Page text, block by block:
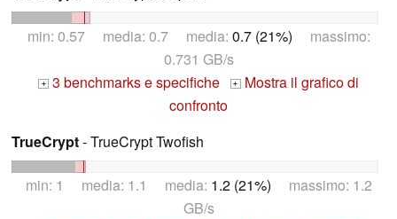
min: 0.57 media: 0.7 media: 0.7 (21%) massimo:
0.731 GB/s
+ 3 benchmarks e specifiche + Mostra il grafico di
confronto
TrueCrypt- TrueCrypt Twofish
min: 1 media: 1.1 media: 1.2 (21%) massimo: 1.2
GB/s